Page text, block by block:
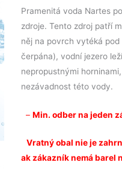
Pramenitá voda Nartes
zdroje. Tento zdroj patří
něj na povrch vytéká
čerpána), vodní jezero
nepropustnými
nezávadnost této vody.
– Min. odber na jeden
Vratný obal nie je
ak zákazník nemá barel